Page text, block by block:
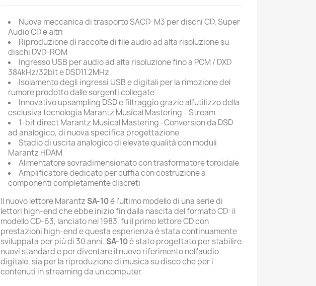
Nuova meccanica di trasporto SACD-M3 per dischi CD, Super
Audio CD e altri
Riproduzione di raccolte di file audio ad alta risoluzione su
dischi DVD-ROM
Ingresso USB per audio ad alta risoluzione fino a PCM / DXD
384kHz/32bit e DSD11.2MHz
Isolamento degli ingressi USB e digitali per la rimozione del
rumore prodotto dalle sorgenti collegate
Innovativo upsampling DSD e filtraggio grazie all’utilizzo della
esclusiva tecnologia Marantz Musical Mastering - Stream
1-bit direct Marantz Musical Mastering -Conversion da DSD
ad analogico, di nuova specifica progettazione
Stadio di uscita analogico di elevate qualità con moduli
Marantz HDAM
Alimentatore sovradimensionato con trasformatore toroidale
Amplificatore dedicato per cuffia con costruzione a
componenti completamente discreti
Il nuovo lettore MarantzSA-10è l'ultimo modello di una serie di
lettori high-end che ebbe inizio fin dalla nascita del formato CD: il
modello CD-63, lanciato nel 1983, fu il primo lettore CD con
prestazioni high-end e questa esperienza è stata continuamente
sviluppata per più di 30 anni.SA-10è stato progettato per stabilire
nuovi standard e per diventare il nuovo riferimento nell'audio
digitale, sia per la riproduzione di musica su disco che per i
contenuti in streaming da un computer.